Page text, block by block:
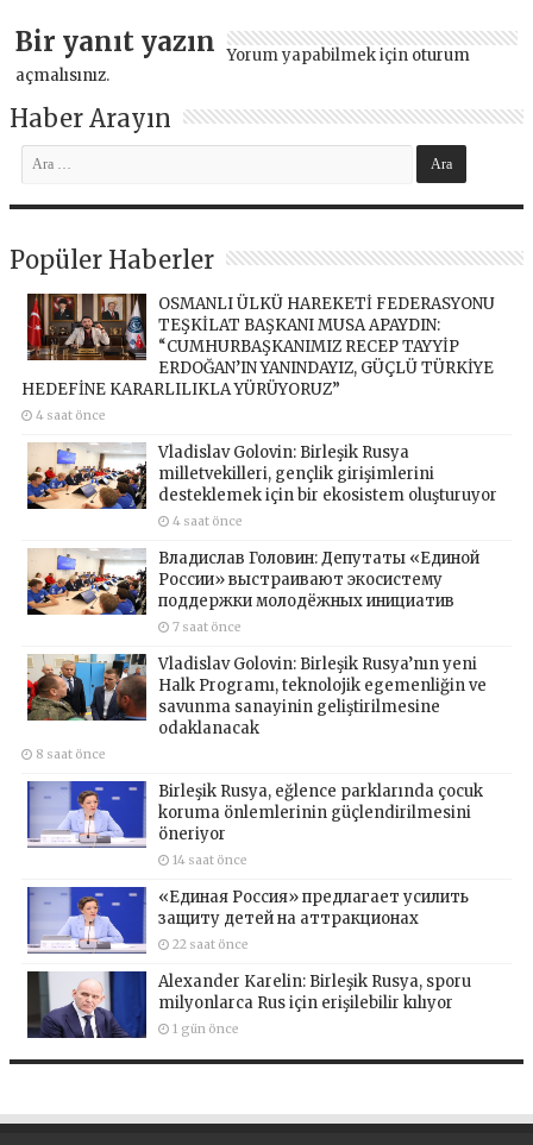
Bir yanıt yazın Yorum yapabilmek için oturum
açmalısınız.
Haber Arayın
Popüler Haberler
OSMANLI ÜLKÜ HAREKETİ FEDERASYONU
TEŞKİLAT BAŞKANI MUSA APAYDIN:
“CUMHURBAŞKANIMIZ RECEP TAYYİP
ERDOĞAN’IN YANINDAYIZ, GÜÇLÜ TÜRKİYE
HEDEFİNE KARARLILIKLA YÜRÜYORUZ”
4 saat önce
Vladislav Golovin: Birleşik Rusya
milletvekilleri, gençlik girişimlerini
desteklemek için bir ekosistem oluşturuyor
4 saat önce
Владислав Головин: Депутаты «Единой
России» выстраивают экосистему
поддержки молодёжных инициатив
7 saat önce
Vladislav Golovin: Birleşik Rusya’nın yeni
Halk Programı, teknolojik egemenliğin ve
savunma sanayinin geliştirilmesine
odaklanacak
8 saat önce
Birleşik Rusya, eğlence parklarında çocuk
koruma önlemlerinin güçlendirilmesini
öneriyor
14 saat önce
«Единая Россия» предлагает усилить
защиту детей на аттракционах
22 saat önce
Alexander Karelin: Birleşik Rusya, sporu
milyonlarca Rus için erişilebilir kılıyor
1 gün önce